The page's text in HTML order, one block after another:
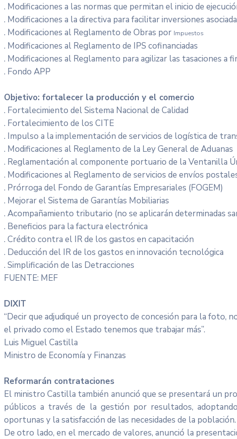
. Modificaciones a las normas que permitan el inicio de
. Modificaciones a la directiva para facilitar inversiones
. Modificaciones al Reglamento de Obras por Impuestos
. Modificaciones al Reglamento de IPS cofinanciadas
. Modificaciones al Reglamento para agilizar las tasaciones a
. Fondo APP
Objetivo: fortalecer la producción y el comercio
. Fortalecimiento del Sistema Nacional de Calidad
. Fortalecimiento de los CITE
. Impulso a la implementación de servicios de logística de
. Modificaciones al Reglamento de la Ley General de Aduanas
. Reglamentación al componente portuario de la Ventanilla
. Modificaciones al Reglamento de servicios de envíos
. Prórroga del Fondo de Garantías Empresariales (FOGEM)
. Mejorar el Sistema de Garantías Mobiliarias
. Acompañamiento tributario (no se aplicarán determinadas
. Beneficios para la factura electrónica
. Crédito contra el IR de los gastos en capacitación
. Deducción del IR de los gastos en innovación tecnológica
. Simplificación de las Detracciones
FUENTE: MEF
DIXIT
“Decir que adjudiqué un proyecto de concesión para la foto,
el privado como el Estado tenemos que trabajar más”.
Luis Miguel Castilla
Ministro de Economía y Finanzas
Reformarán contrataciones
El ministro Castilla también anunció que se presentará un
públicos a través de la gestión por resultados,
oportunas y la satisfacción de las necesidades de la población.
De otro lado, en el mercado de valores, anunció la